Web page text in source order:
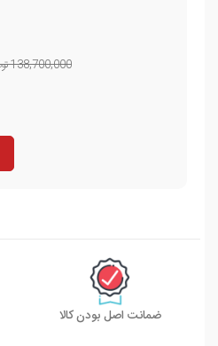
138,700,000 تومان
ضمانت اصل بودن کالا